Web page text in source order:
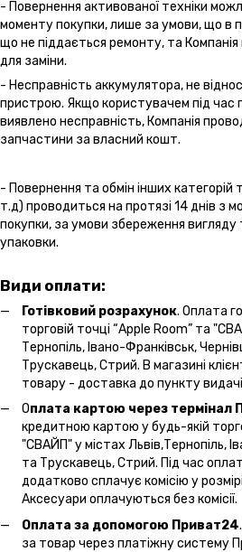
- Повернення активованої техніки
моменту покупки, лише за умови, що в
що не піддається ремонту, та
для заміни.
- Несправність аккумулятора, не
пристрою. Якщо користувачем під час
виявлено несправність, Компанія
запчастини за власний кошт.
- Повернення та обмін інших категорій
т.д) проводиться на протязі 14 днів з
покупки, за умови збереження вигляду
упаковки.
Види оплати:
Готівковий розрахунок. Оплата
торговій точці “Apple Room” та
Тернопіль, Івано-Франківськ,
Трускавець, Стрий. В магазині
товару - доставка до пункту
Оплата картою через термінал
кредитною картою у будь-якій
"СВАЙП" у містах Львів,Тернопіль,
та Трускавець, Стрий. Під час
додатково сплачує комісію у
Аксесуари оплачуються без комісії.
Оплата за допомогою Приват24
за товар через платіжну систему